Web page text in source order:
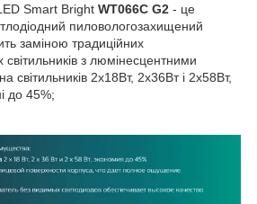
Smart Bright WT066C G2 - це
пиловологозахищений
заміною традиційних
з люмінесцентними
2х18Вт, 2х36Вт і 2х58Вт,
до 45%;